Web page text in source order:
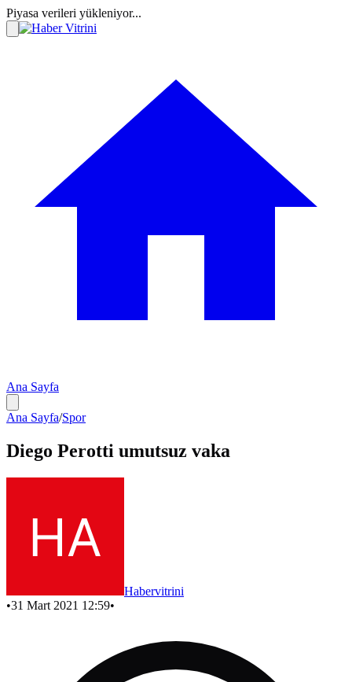
Piyasa verileri yükleniyor...
Ana Sayfa
Ana Sayfa/Spor
Diego Perotti umutsuz vaka
Habervitrini
•31 Mart 2021 12:59•